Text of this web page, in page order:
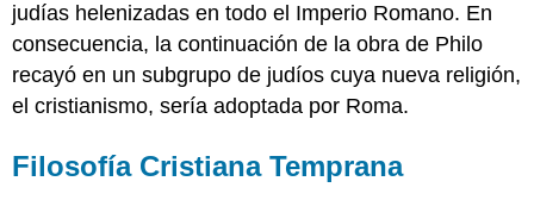
judías helenizadas en todo el Imperio Romano. En
consecuencia, la continuación de la obra de Philo
recayó en un subgrupo de judíos cuya nueva religión,
el cristianismo, sería adoptada por Roma.
Filosofía Cristiana Temprana